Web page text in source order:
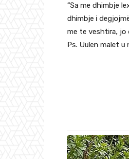
“Sa me dhimbje
dhimbje i
me te veshtira, jo
Ps. Uulen malet u